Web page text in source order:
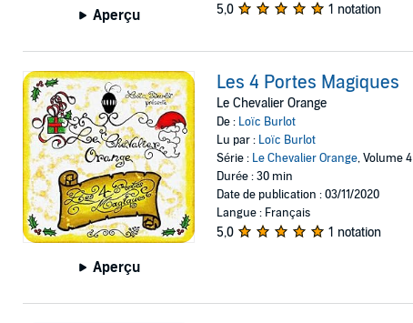
Aperçu 5,0 1 notation
Aperçu
Les 4 Portes Magiques
Le Chevalier Orange
De : Loïc Burlot
Lu par : Loïc Burlot
Série : Le Chevalier Orange, Volume 4
Durée : 30 min
Date de publication : 03/11/2020
Langue : Français
5,0 1 notation